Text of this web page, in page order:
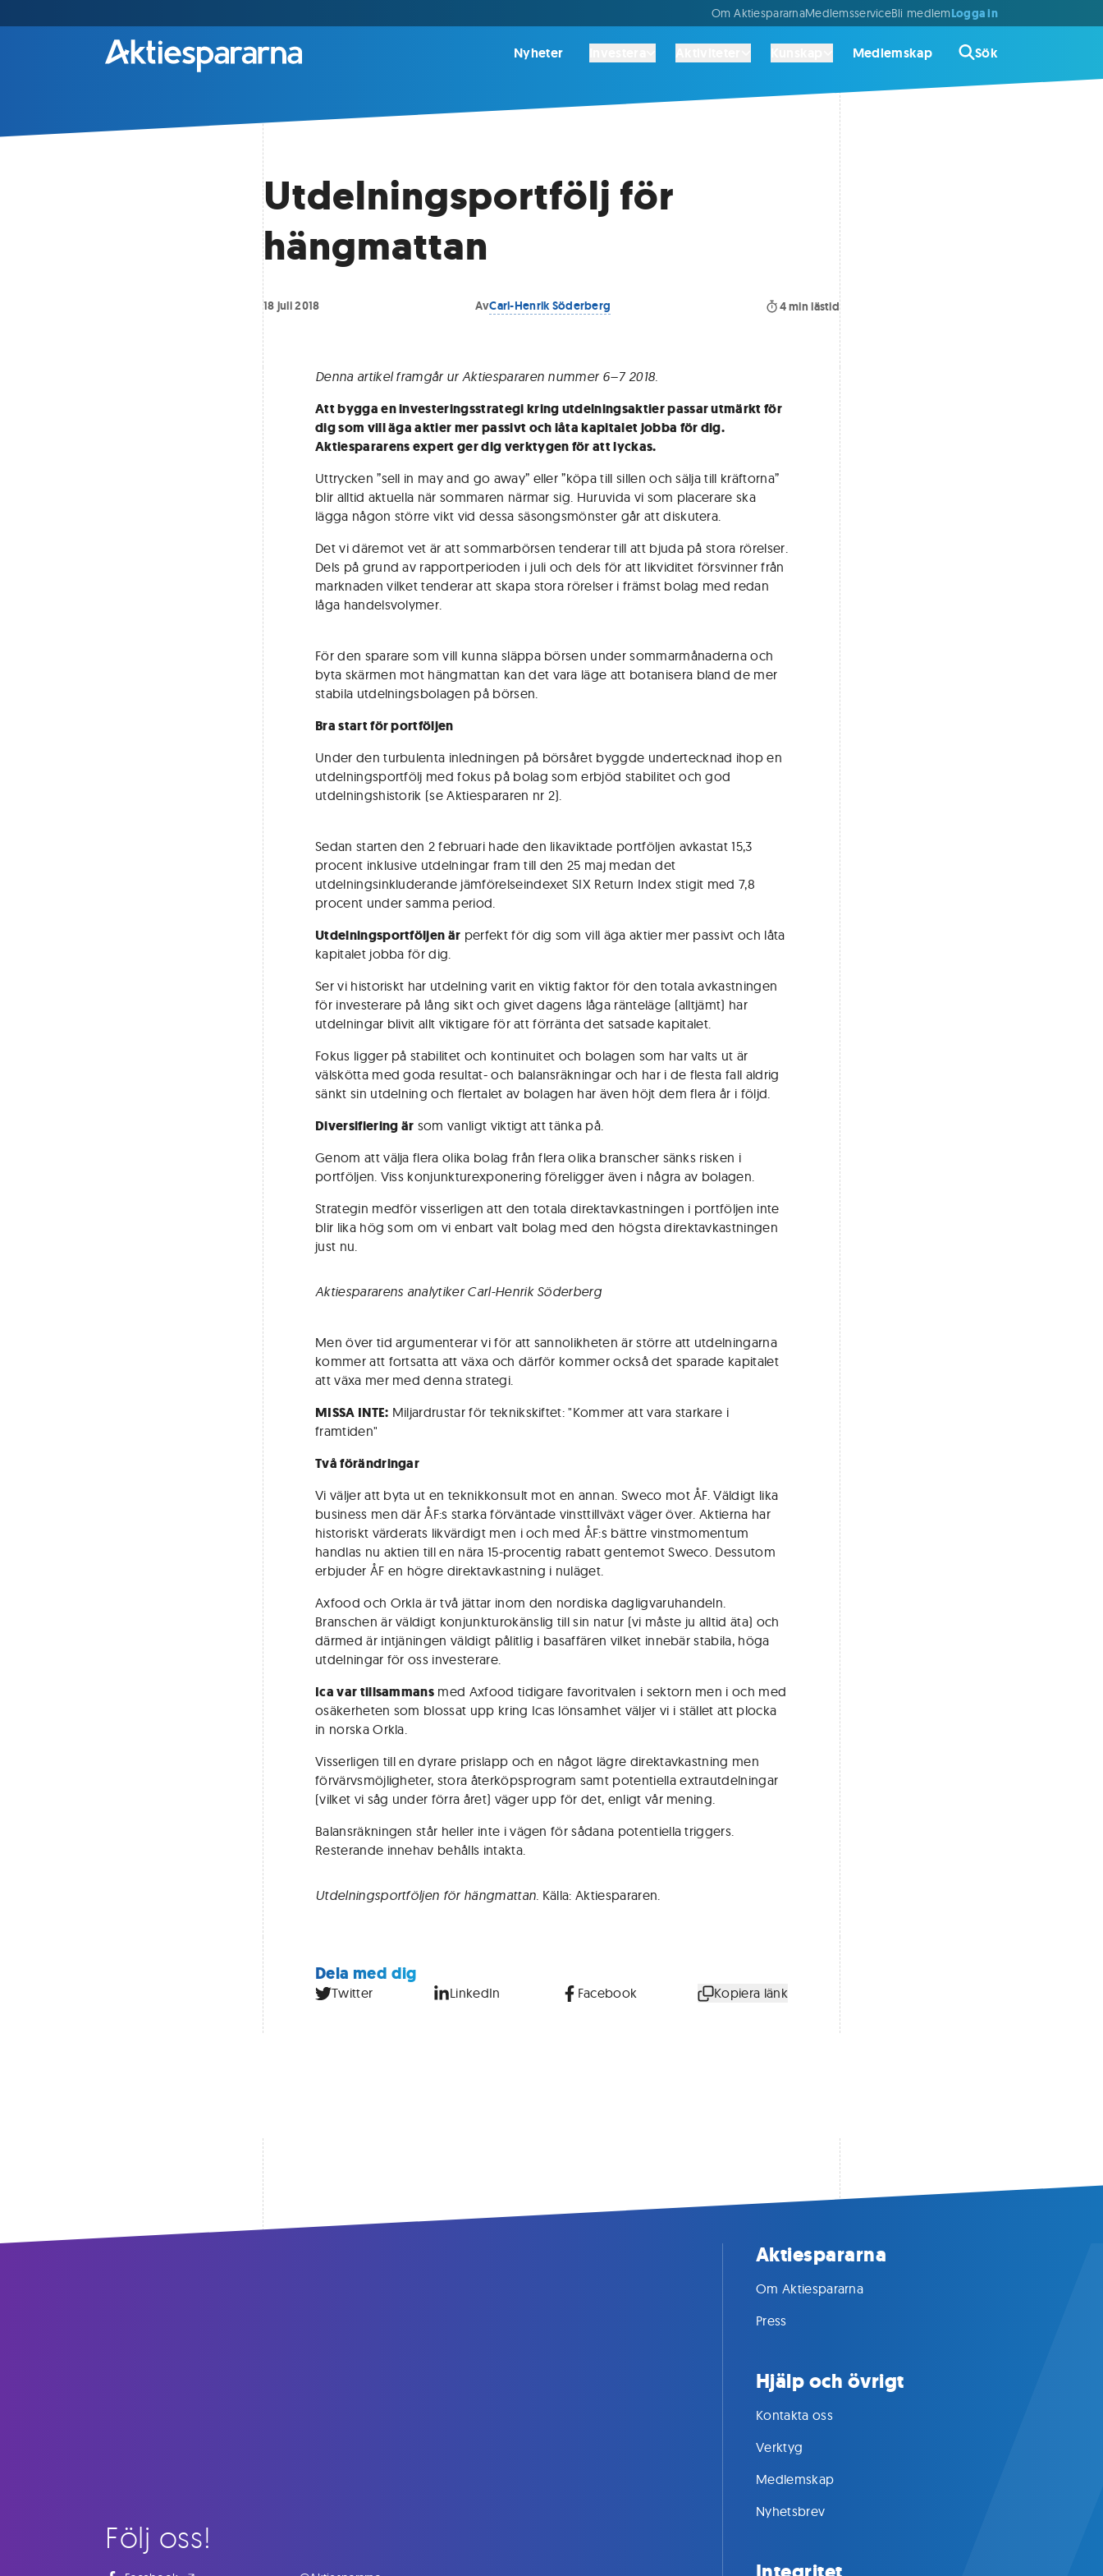
Om AktiespararnaMedlemsserviceBli medlemLogga in
Nyheter Medlemskap Sök
Utdelningsportfölj för
hängmattan
18 juli 2018 AvCarl-Henrik Söderberg 4min lästid
Denna artikel framgår ur Aktiespararen nummer 6–7 2018.
Att bygga en investeringsstrategi kring utdelningsaktier passar utmärkt för
dig som vill äga aktier mer passivt och låta kapitalet jobba för dig.
Aktiespararens expert ger dig verktygen för att lyckas.
Uttrycken ”sell in may and go away” eller ”köpa till sillen och sälja till kräftorna”
blir alltid aktuella när sommaren närmar sig. Huruvida vi som placerare ska
lägga någon större vikt vid dessa säsongsmönster går att diskutera.
Det vi däremot vet är att sommarbörsen tenderar till att bjuda på stora rörelser.
Dels på grund av rapportperioden i juli och dels för att likviditet försvinner från
marknaden vilket tenderar att skapa stora rörelser i främst bolag med redan
låga handelsvolymer.
För den sparare som vill kunna släppa börsen under sommarmånaderna och
byta skärmen mot hängmattan kan det vara läge att botanisera bland de mer
stabila utdelningsbolagen på börsen.
Bra start för portföljen
Under den turbulenta inledningen på börsåret byggde undertecknad ihop en
utdelningsportfölj med fokus på bolag som erbjöd stabilitet och god
utdelningshistorik (se Aktie­spararen nr 2).
Sedan starten den 2 februari hade den likaviktade portföljen avkastat 15,3
procent inklusive utdelningar fram till den 25 maj medan det
utdelningsinkluderande jäm­fö­relse­­indexet SIX Return Index stigit med 7,8
procent under samma period.
Utdelningsportföljen är perfekt för dig som vill äga aktier mer passivt och låta
kapitalet jobba för dig.
Ser vi historiskt har utdelning varit en viktig faktor för den totala avkastningen
för investerare på lång sikt och givet dagens låga ränte­läge (alltjämt) har
utdelningar blivit allt viktigare för att förränta det satsade kapitalet.
Fokus ligger på stabilitet och kontinuitet och bolagen som har valts ut är
välskötta med goda resultat- och balansräkningar och har i de flesta fall aldrig
sänkt sin utdelning och flertalet av bolagen har även höjt dem flera år i följd.
Diversifiering är som vanligt viktigt att tänka på.
Genom att välja flera olika bolag från flera olika branscher sänks risken i
portföljen. Viss konjunkturexponering föreligger även i några av bolagen.
Strategin medför visserligen att den totala direktavkastningen i portföljen inte
blir lika hög som om vi enbart valt bolag med den högsta direktavkastningen
just nu.
Aktiespararens analytiker Carl-Henrik Söderberg
Men över tid argumenterar vi för att sannolikheten är större att utdelningarna
kommer att fortsatta att växa och därför kommer också det sparade kapitalet
att växa mer med denna strategi.
MISSA INTE: Miljardrustar för teknikskiftet: "Kommer att vara starkare i
framtiden"
Två förändringar
Vi väljer att byta ut en teknikkonsult mot en annan. Sweco mot ÅF. Väldigt lika
business men där ÅF:s starka förväntade vinsttillväxt väger över. Aktierna har
historiskt värderats likvärdigt men i och med ÅF:s bättre vinstmomentum
handlas nu aktien till en nära 15-procentig rabatt gentemot Sweco. Dessutom
erbjuder ÅF en högre direktavkastning i nuläget.
Axfood och Orkla är två jättar inom den nordiska dagligvaruhandeln.
Branschen är väldigt konjunkturokänslig till sin natur (vi måste ju alltid äta) och
därmed är intjäningen väldigt pålitlig i basaffären vilket innebär stabila, höga
utdelningar för oss investerare.
Ica var tillsammans med Axfood tidi­gare favoritvalen i sektorn men i och med
osäkerheten som blossat upp kring Icas lönsamhet väljer vi i stället att plocka
in norska Orkla.
Visserligen till en dyrare prislapp och en något lägre direkt­avkastning men
förvärvsmöj­lig­heter, stora återköpsprogram samt potentiella extrautdelningar
(vilket vi såg under förra året) väger upp för det, enligt vår mening.
Balansräkningen står heller inte i vägen för sådana potentiella triggers.
Resterande innehav behålls intakta.
Utdelningsportföljen för hängmattan. Källa: Aktiespararen.
Dela med dig
Twitter LinkedIn Facebook Kopiera länk
Följ oss!
Aktiespararna
Om Aktiespararna
Press
Hjälp och övrigt
Kontakta oss
Verktyg
Medlemskap
Nyhetsbrev